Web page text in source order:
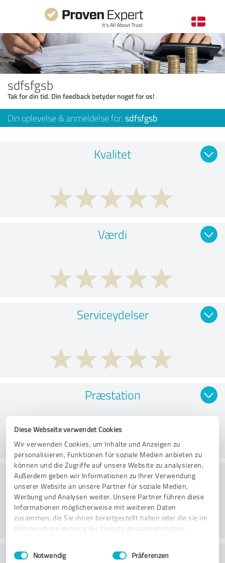
Diese Webseite verwendet Cookies
Wir verwenden Cookies, um Inhalte und Anzeigen zu
personalisieren, Funktionen für soziale Medien anbieten zu
können und die Zugriffe auf unsere Website zu analysieren.
Außerdem geben wir Informationen zu Ihrer Verwendung
unserer Website an unsere Partner für soziale Medien,
Werbung und Analysen weiter. Unsere Partner führen diese
Informationen möglicherweise mit weiteren Daten
zusammen, die Sie ihnen bereitgestellt haben oder die sie im
Rahmen Ihrer Nutzung der Dienste gesammelt haben.
Impressum Datenschutzbestimmungen
Einwilligungsauswahl
Notwendig Präferenzen
sdfsfgsb
Tak for din tid. Din feedback betyder noget for os!
Din oplevelse & anmeldelse for: sdfsfgsb
Kvalitet
Værdi
Serviceydelser
Præstation
Rådgivning
Kundeservice